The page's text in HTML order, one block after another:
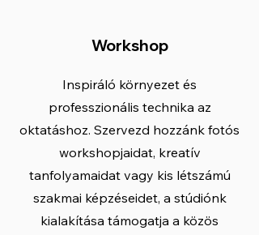
Workshop
Inspiráló környezet és
professzionális technika az
oktatáshoz. Szervezd hozzánk fotós
workshopjaidat, kreatív
tanfolyamaidat vagy kis létszámú
szakmai képzéseidet, a stúdiónk
kialakítása támogatja a közös